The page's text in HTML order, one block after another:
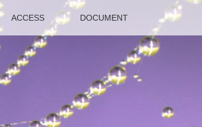
ACCESS DOCUMENT